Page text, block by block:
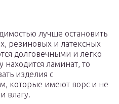
лучше остановить
резиновых и латексных
долговечными и легко
находится ламинат, то
изделия с
которые имеют ворс и не
влагу.